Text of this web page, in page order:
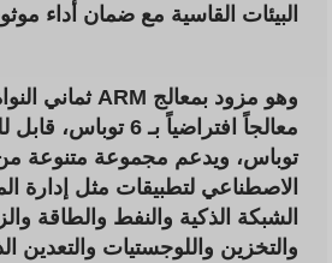
البيئات القاسية مع ضمان أداء
توباس، ويدعم مجموعة متنوعة من
الاصطناعي لتطبيقات مثل إدارة
الشبكة الذكية والنفط والطاقة
والتخزين واللوجستيات والتعدين